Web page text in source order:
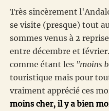
Très sincèrement
se visite (presque) tout
sommes venus à 2
entre décembre et
comme étant les "moins
touristique mais pour
vraiment apprécié ces
moins cher, il y a bien